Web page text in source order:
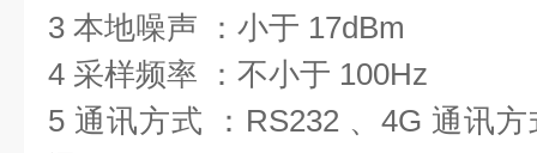
3 本地噪声 ：小于 17dBm
4 采样频率 ：不小于 100Hz
5 通讯方式 ：RS232 、4G 通讯